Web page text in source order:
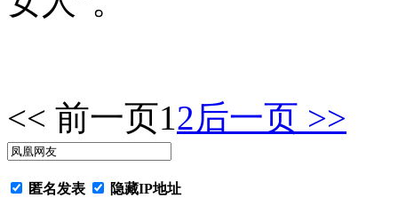
<< 前一页12后一页 >>
匿名发表 隐藏IP地址